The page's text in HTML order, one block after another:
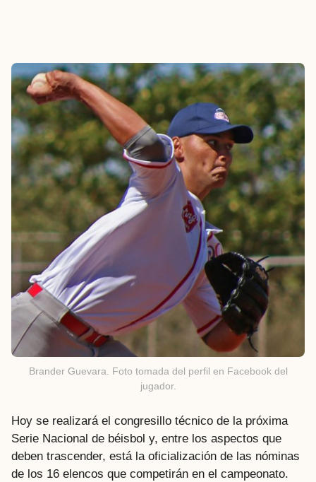
Brander Guevara. Foto tomada del perfil en Facebook del
jugador.
Hoy se realizará el congresillo técnico de la próxima
Serie Nacional de béisbol y, entre los aspectos que
deben trascender, está la oficialización de las nóminas
de los 16 elencos que competirán en el campeonato.